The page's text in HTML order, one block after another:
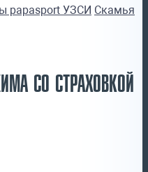
papasport УЗСИ Скамья
СО СТРАХОВКОЙ